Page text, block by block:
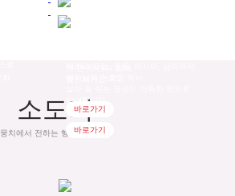
지역활성화
바로가기
안드레아여행사
안내합니다.
바로가기
소도리
뭉치에서 전하는 행복한 이야기